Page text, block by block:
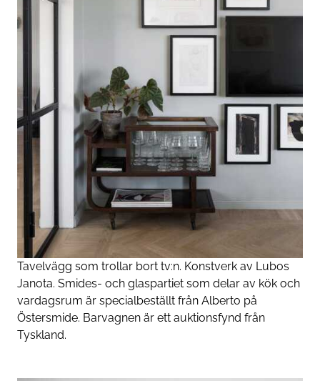
Tavelvägg som trollar bort tv:n. Konstverk av Lubos
Janota. Smides- och glaspartiet som delar av kök och
vardagsrum är specialbeställt från Alberto på
Östersmide. Barvagnen är ett auktionsfynd från
Tyskland.